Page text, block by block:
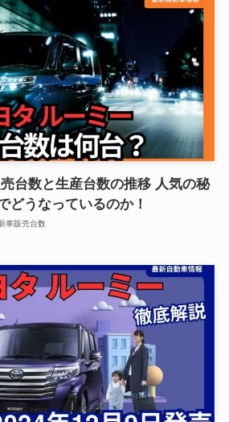
台数と生産台数の推移 人気の秘
どうなっているのか！
車販売台数